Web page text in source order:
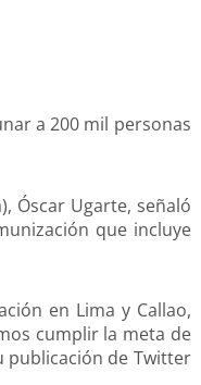
a 200 mil personas
Óscar Ugarte, señaló
que incluye
en Lima y Callao,
cumplir la meta de
publicación de Twitter